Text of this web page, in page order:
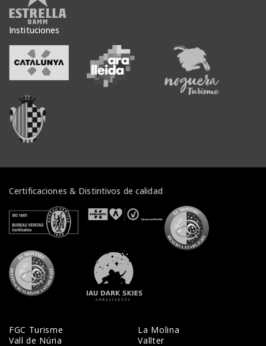
Instituciones
Veure institucionsVeure institucions
Certificaciones & Distintivos de calidad
Veure certificats Veure certificats
Veure certificats
FGC Turisme
La Molina
Vall de Núria
Vallter